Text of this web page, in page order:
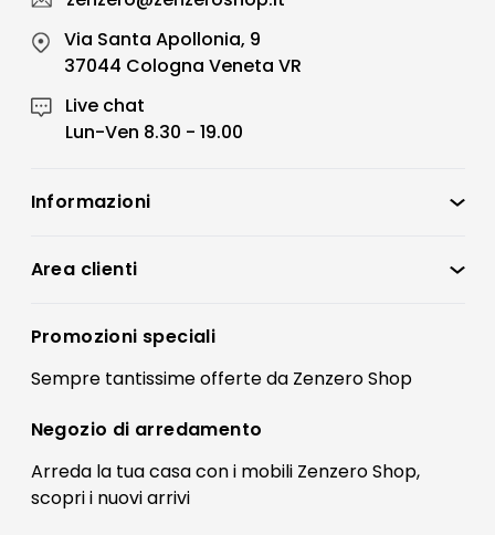
Via Santa Apollonia, 9
37044 Cologna Veneta VR
Live chat
Lun-Ven 8.30 - 19.00
Informazioni
Condizioni di vendita
Preferenze Cookies
Termini e condizioni
Contatti
FAQ
Pagamenti
Area clienti
Registrati
Il mio account
Promozioni speciali
Sempre tantissimeofferteda Zenzero Shop
Negozio di arredamento
Arreda la tua casa con i mobili Zenzero Shop,
scopri i nuovi arrivi